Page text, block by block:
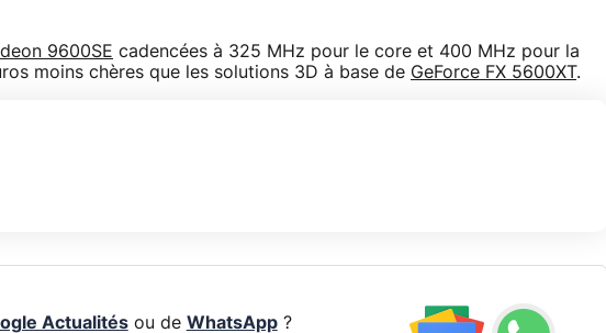
9600SE cadencées à 325 MHz pour le core et 400 MHz pour la
moins chères que les solutions 3D à base de GeForce FX 5600XT.
Actualitésou de WhatsApp?